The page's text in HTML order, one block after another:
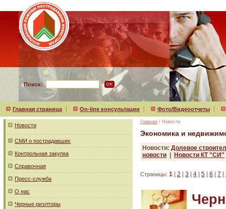
Поиск:
Главная страница On-line консультации Фото/Видеоотчеты
Новости
СМИ о пострадавших
Контрольная закупка
Справочная
Пресс-служба
О нас
Черные риэлторы
Главная / Новости
Экономика и
Новости: Долевое
новости
Новости КТ "СИ"
Страницы: 1 2 3 4 5 6 7